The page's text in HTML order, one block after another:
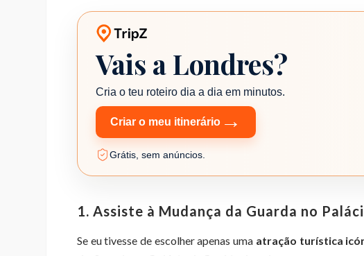
Planeador de viagens TripZ
Vais a Londres?
Cria o teu roteiro dia a dia em minutos.
Criar o meu itinerário →
Grátis, sem anúncios.
1. Assiste à Mudança da Guarda no
Se eu tivesse de escolher apenas uma atração turística